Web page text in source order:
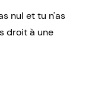
nul et tu n'as
droit à une